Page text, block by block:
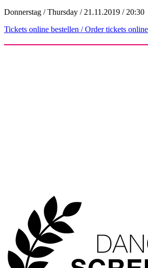
Donnerstag / Thursday / 21.11.2019 / 20:30
Tickets online bestellen / Order tickets online